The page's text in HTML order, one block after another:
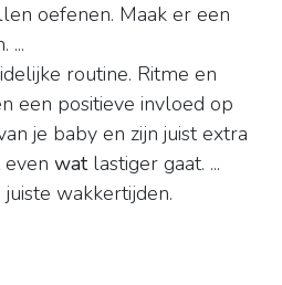
oefenen. Maak er een
...
routine. Ritme en
een positieve invloed op
je baby en zijn juist extra
watlastiger gaat. ...
wakkertijden.